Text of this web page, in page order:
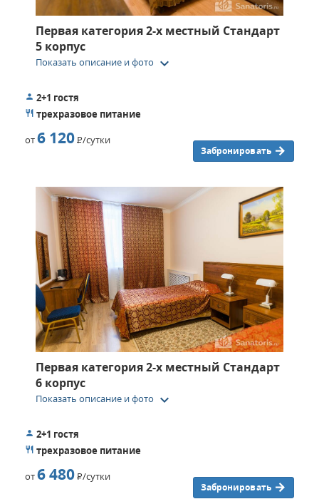
Первая категория 2-х местный Стандарт
5 корпус
Показать описание и фото keyboard_arrow_down
2+1 гостя
трехразовое питание
от6 120Р/сутки
Забронировать
Первая категория 2-х местный Стандарт
6 корпус
Показать описание и фото keyboard_arrow_down
2+1 гостя
трехразовое питание
от6 480Р/сутки
Забронировать